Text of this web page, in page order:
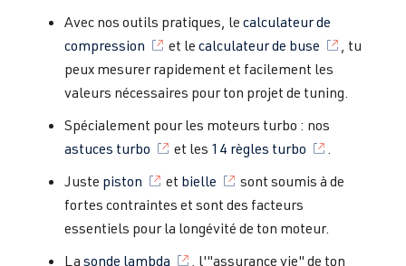
Avec nos outils pratiques, le calculateur de
compression
et le calculateur de buse
, tu
peux mesurer rapidement et facilement les
valeurs nécessaires pour ton projet de tuning.
Spécialement pour les moteurs turbo : nos
astuces turbo
et les 14 règles turbo
.
Juste piston et bielle
sont soumis à de
fortes contraintes et sont des facteurs
essentiels pour la longévité de ton moteur.
La sonde lambda , l'"assurance vie" de ton